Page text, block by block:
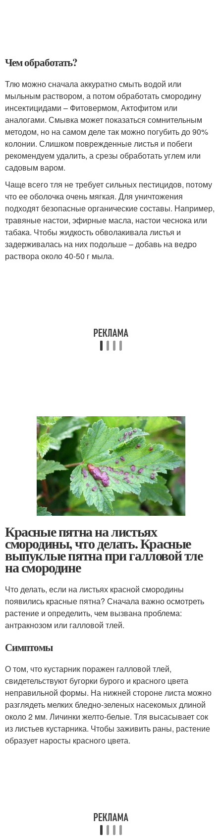
Чем обработать?
Тлю можно сначала аккуратно смыть водой или
мыльным раствором, а потом обработать смородину
инсектицидами – Фитовермом, Актофитом или
аналогами. Смывка может показаться сомнительным
методом, но на самом деле так можно погубить до 90%
колонии. Слишком поврежденные листья и побеги
рекомендуем удалить, а срезы обработать углем или
садовым варом.
Чаще всего тля не требует сильных пестицидов, потому
что ее оболочка очень мягкая. Для уничтожения
подходят безопасные органические составы. Например,
травяные настои, эфирные масла, настои чеснока или
табака. Чтобы жидкость обволакивала листья и
задерживалась на них подольше – добавь на ведро
раствора около 40-50 г мыла.
Красные пятна на листьях
смородины, что делать. Красные
выпуклые пятна при галловой тле
на смородине
Что делать, если на листьях красной смородины
появились красные пятна? Сначала важно осмотреть
растение и определить, чем вызвана проблема:
антракнозом или галловой тлей.
Симптомы
О том, что кустарник поражен галловой тлей,
свидетельствуют бугорки бурого и красного цвета
неправильной формы. На нижней стороне листа можно
разглядеть мелких бледно-зеленых насекомых длиной
около 2 мм. Личинки желто-белые. Тля высасывает сок
из листьев кустарника. Чтобы заживить раны, растение
образует наросты красного цвета.